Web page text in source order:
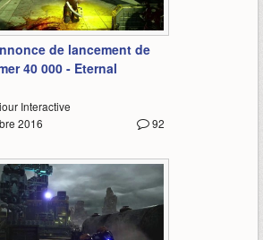
2:10
de lancement de
40 000 - Eternal
Interactive
92
2016